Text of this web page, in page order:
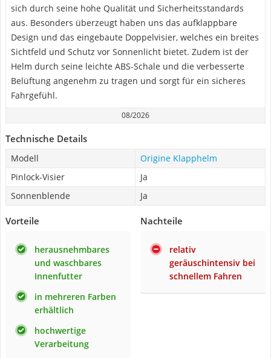
sich durch seine hohe Qualität und Sicherheitsstandards
aus. Besonders überzeugt haben uns das aufklappbare
Design und das eingebaute Doppelvisier, welches ein breites
Sichtfeld und Schutz vor Sonnenlicht bietet. Zudem ist der
Helm durch seine leichte ABS-Schale und die verbesserte
Belüftung angenehm zu tragen und sorgt für ein sicheres
Fahrgefühl.
08/2026
Technische Details
Modell
Origine Klapphelm
Pinlock-Visier
Ja
Sonnenblende
Ja
Vorteile
herausnehmbares
und waschbares
Innenfutter
in mehreren Farben
erhältlich
hochwertige
Verarbeitung
Nachteile
relativ
geräuschintensiv bei
schnellem Fahren